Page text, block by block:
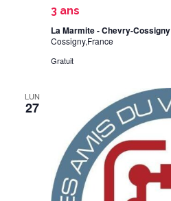
3 ans
La Marmite - Chevry-Cossigny
Cossigny,France
Gratuit
LUN
27